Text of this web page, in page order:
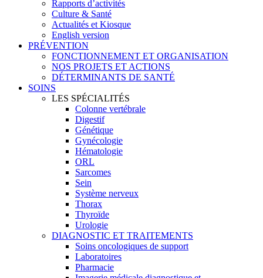
Rapports d’activités
Culture & Santé
Actualités et Kiosque
English version
PRÉVENTION
FONCTIONNEMENT ET ORGANISATION
NOS PROJETS ET ACTIONS
DÉTERMINANTS DE SANTÉ
SOINS
LES SPÉCIALITÉS
Colonne vertébrale
Digestif
Génétique
Gynécologie
Hématologie
ORL
Sarcomes
Sein
Système nerveux
Thorax
Thyroïde
Urologie
DIAGNOSTIC ET TRAITEMENTS
Soins oncologiques de support
Laboratoires
Pharmacie